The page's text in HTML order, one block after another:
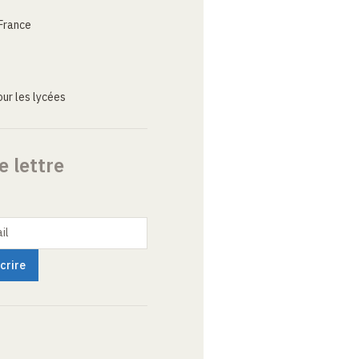
les lycées
lettre